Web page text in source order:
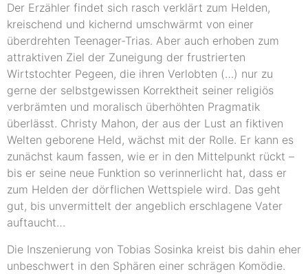
Der Erzähler findet sich rasch verklärt zum Helden,
kreischend und kichernd umschwärmt von einer
überdrehten Teenager-Trias. Aber auch erhoben zum
attraktiven Ziel der Zuneigung der frustrierten
Wirtstochter Pegeen, die ihren Verlobten (…) nur zu
gerne der selbstgewissen Korrektheit seiner religiös
verbrämten und moralisch überhöhten Pragmatik
überlässt. Christy Mahon, der aus der Lust an fiktiven
Welten geborene Held, wächst mit der Rolle. Er kann es
zunächst kaum fassen, wie er in den Mittelpunkt rückt –
bis er seine neue Funktion so verinnerlicht hat, dass er
zum Helden der dörflichen Wettspiele wird. Das geht
gut, bis unvermittelt der angeblich erschlagene Vater
auftaucht…
Die Inszenierung von Tobias Sosinka kreist bis dahin eher
unbeschwert in den Sphären einer schrägen Komödie.